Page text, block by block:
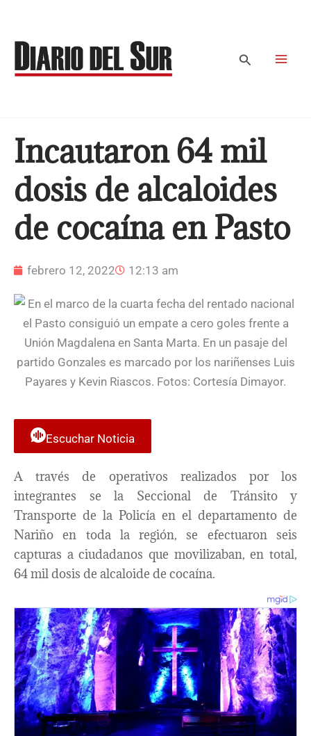
contenido
Buscar
Incautaron 64 mil
dosis de alcaloides
de cocaína en Pasto
febrero 12, 2022 12:13 am
Escuchar Noticia
A través de operativos realizados por los
integrantes se la Seccional de Tránsito y
Transporte de la Policía en el departamento de
Nariño en toda la región, se efectuaron seis
capturas a ciudadanos que movilizaban, en total,
64 mil dosis de alcaloide de cocaína.